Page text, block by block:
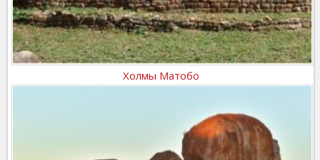
Холмы Матобо